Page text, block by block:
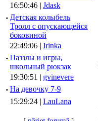
16:50:46 | Jdask
· Детская колыбель
Тролл с опускающейся
боковиной
22:49:06 | Irinka
· Паззлы и игры,
школьный рюкзак
19:30:51 | gvinevere
· Hа девочку 7-9
15:29:24 | LauLana